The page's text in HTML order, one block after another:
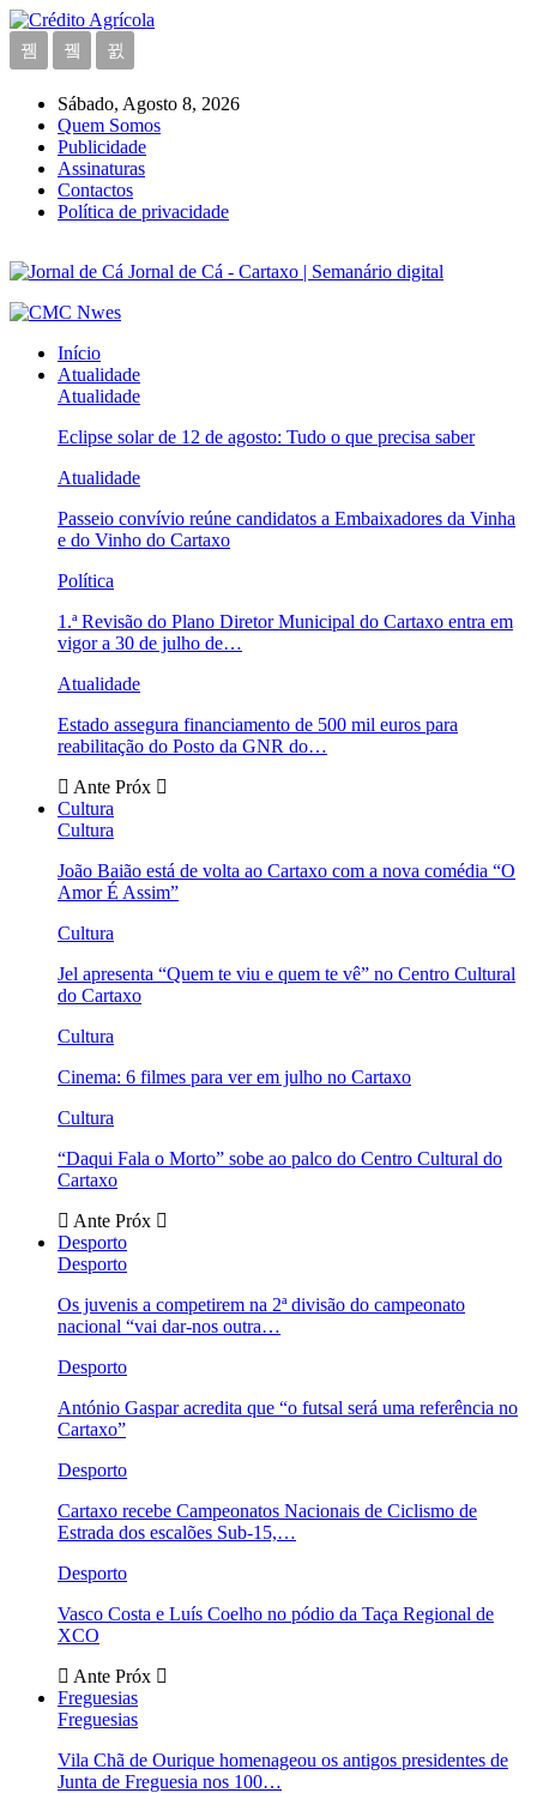
Sábado, Agosto 8, 2026
Quem Somos
Publicidade
Assinaturas
Contactos
Política de privacidade
Jornal de Cá - Cartaxo | Semanário digital
Início
Atualidade
Atualidade
Eclipse solar de 12 de agosto: Tudo o que precisa saber
Atualidade
Passeio convívio reúne candidatos a Embaixadores da Vinha
e do Vinho do Cartaxo
Política
1.ª Revisão do Plano Diretor Municipal do Cartaxo entra em
vigor a 30 de julho de…
Atualidade
Estado assegura financiamento de 500 mil euros para
reabilitação do Posto da GNR do…
Ante Próx
Cultura
Cultura
João Baião está de volta ao Cartaxo com a nova comédia “O
Amor É Assim”
Cultura
Jel apresenta “Quem te viu e quem te vê” no Centro Cultural
do Cartaxo
Cultura
Cinema: 6 filmes para ver em julho no Cartaxo
Cultura
“Daqui Fala o Morto” sobe ao palco do Centro Cultural do
Cartaxo
Ante Próx
Desporto
Desporto
Os juvenis a competirem na 2ª divisão do campeonato
nacional “vai dar-nos outra…
Desporto
António Gaspar acredita que “o futsal será uma referência no
Cartaxo”
Desporto
Cartaxo recebe Campeonatos Nacionais de Ciclismo de
Estrada dos escalões Sub-15,…
Desporto
Vasco Costa e Luís Coelho no pódio da Taça Regional de
XCO
Ante Próx
Freguesias
Freguesias
Vila Chã de Ourique homenageou os antigos presidentes de
Junta de Freguesia nos 100…